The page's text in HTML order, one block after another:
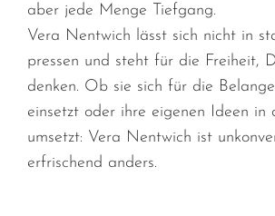
aber jede Menge Tiefgang.
Vera Nentwich lässt sich nicht in
pressen und steht für die Freiheit,
denken. Ob sie sich für die
einsetzt oder ihre eigenen Ideen in
umsetzt: Vera Nentwich ist
erfrischend anders.